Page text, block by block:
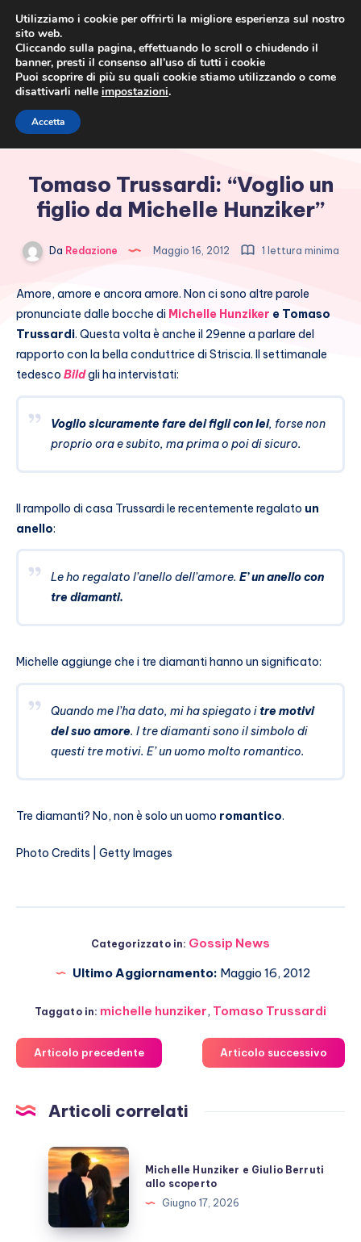
Tomaso Trussardi: “Voglio un
figlio da Michelle Hunziker”
Da Redazione Maggio 16, 2012 1 lettura minima
Amore, amore e ancora amore. Non ci sono altre parole
pronunciate dalle bocche di Michelle Hunziker e Tomaso
Trussardi. Questa volta è anche il 29enne a parlare del
rapporto con la bella conduttrice di Striscia. Il settimanale
tedesco Bildgli ha intervistati:
Voglio sicuramente fare dei figli con lei, forse non
proprio ora e subito, ma prima o poi di sicuro.
Il rampollo di casa Trussardi le recentemente regalato un
anello:
Le ho regalato l’anello dell’amore. E’ un anello con
tre diamanti.
Michelle aggiunge che i tre diamanti hanno un significato:
Quando me l’ha dato, mi ha spiegato i tre motivi
del suo amore. I tre diamanti sono il simbolo di
questi tre motivi. E’ un uomo molto romantico.
Tre diamanti? No, non è solo un uomo romantico.
Photo Credits | Getty Images
Categorizzato in: Gossip News
Ultimo Aggiornamento: Maggio 16, 2012
Taggato in: michelle hunziker, Tomaso Trussardi
Articolo precedente Articolo successivo
Articoli correlati
Michelle
Hunziker
e
Berruti
Michelle Hunziker e Giulio Berruti
allo scoperto
Giugno 17, 2026
Utilizziamo i cookie per offrirti la migliore esperienza sul nostro
sito web.
Cliccando sulla pagina, effettuando lo scroll o chiudendo il
banner, presti il consenso all’uso di tutti i cookie
Puoi scoprire di più su quali cookie stiamo utilizzando o come
disattivarli nelle impostazioni.
Accetta